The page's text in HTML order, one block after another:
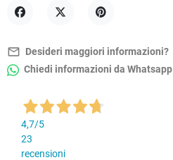
mail_outline Desideri maggiori informazioni?
Chiedi informazioni da Whatsapp
4,7/5
23
recensioni